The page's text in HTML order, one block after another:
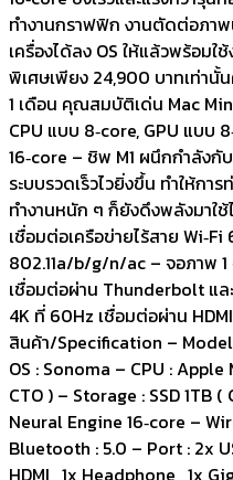
ทำงานกราฟฟิก งานตัดต่อภา
เครื่องได้ลง OS ให้แล้วพร้อมใ
พิเศษเพียง 24,900 บาทเท่านั้
1 เดือน คุณสมบัติเด่น Mac
CPU แบบ 8‑core, GPU แบบ
16‑core – ชิพ M1 ผนึกกำลังกั
ระบบรวดเร็วไวยิ่งขึ้น ทำให้ก
ทำงานหนัก ๆ ก็ยังดึงพลังมาใ
เชื่อมต่อเครือข่ายไร้สาย
802.11a/b/g/n/ac – จอภาพ
เชื่อมต่อผ่าน Thunderbolt แล
4K ที่ 60Hz เชื่อมต่อผ่าน
สินค้า/Specification – Model
OS : Sonoma – CPU : Apple
CTO ) – Storage : SSD 1TB
Neural Engine 16‑core –
Bluetooth : 5.0 – Port : 2x
HDMI , 1x Headphone , 1x